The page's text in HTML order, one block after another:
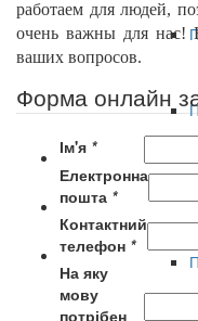
работаем для людей,
очень важны для нас!
ваших вопросов.
Форма онлайн
Ім'я *
Електронна
пошта *
Контактний
телефон *
На яку
мову
потрібен